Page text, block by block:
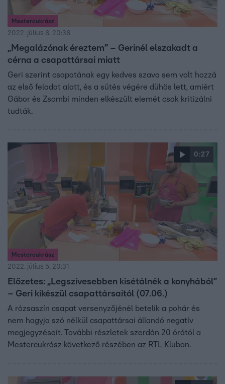
Mestercukrász
2022. július 6. 20:36
„Megalázónak éreztem” – Gerinél elszakadt a
cérna a csapattársai miatt
Geri szerint csapatának egy kedves szava sem volt hozzá
az első feladat alatt, és a sütés végére dühös lett, amiért
Gábor és Zsombi minden elkészült elemét csak kritizálni
tudták.
0:27
Mestercukrász
2022. július 5. 20:31
Előzetes: „Legszívesebben kisétálnék a konyhából”
– Geri kikészül csapattársaitól (07.06.)
A rózsaszín csapat versenyzőjénél betelik a pohár és
nem hagyja szó nélkül csapattársai állandó negatív
megjegyzéseit. További részletek szerdán 20 órától a
Mestercukrász következő részében az RTL Klubon.